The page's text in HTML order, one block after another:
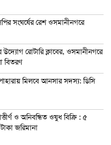
সংঘর্ষের রেশ ওসমানীনগরে
রোটারি ক্লাবের, ওসমানীনগরে
বিতরণ
পাহারায় মিলবে আনসার সদস্য: ডিসি
ও অনিবন্ধিত ওষুধ বিক্রি : ৫
জরিমানা